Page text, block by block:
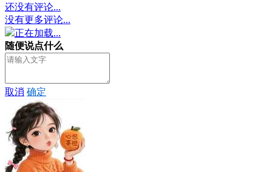
还没有评论...
没有更多评论...
正在加载...
随便说点什么
取消 确定